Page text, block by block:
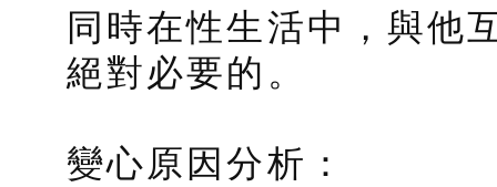
同時在性生活中，與他
絕對必要的。
變心原因分析：